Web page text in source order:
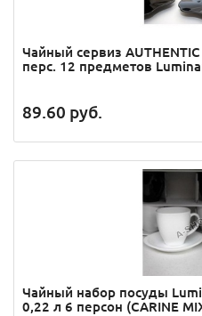
Чайный сервиз
перс. 12 предметов
89.60 руб.
Чайный набор посуды
0,22 л 6 персон (CARINE